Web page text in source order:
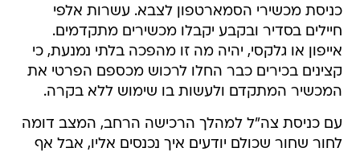
כניסת מכשירי הסמארטפון לצבא. עשרות אלפי
חיילים בסדיר ובקבע יקבלו מכשירים מתקדמים.
אייפון או גלקסי, יהיה מה זו מהפכה בלתי נמנעת, כי
קצינים בכירים כבר החלו לרכוש מכספם הפרטי את
המכשיר המתקדם ולעשות בו שימוש ללא בקרה.
עם כניסת צה"ל למהלך הרכישה הרחב, המצב דומה
לחור שחור שכולם יודעים איך נכנסים אליו, אבל אף